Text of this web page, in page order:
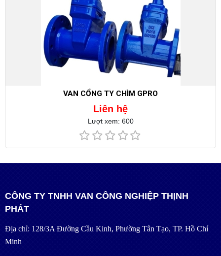
VAN CỔNG TY CHÌM GPRO
Liên hệ
Lượt xem: 600
CÔNG TY TNHH VAN CÔNG NGHIỆP THỊNH
PHÁT
Địa chỉ: 128/3A Đường Cầu Kinh, Phường Tân Tạo, TP. Hồ Chí
Minh